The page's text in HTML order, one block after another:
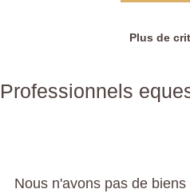
Plus de
Professionnels
Nous n'avons pas de